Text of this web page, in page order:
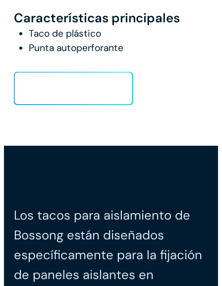
Características principales
Taco de plástico
Punta autoperforante
Los tacos para aislamiento de
Bossong están diseñados
específicamente para la fijación
de paneles aislantes en